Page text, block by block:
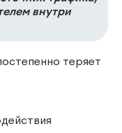
внутри
теряет